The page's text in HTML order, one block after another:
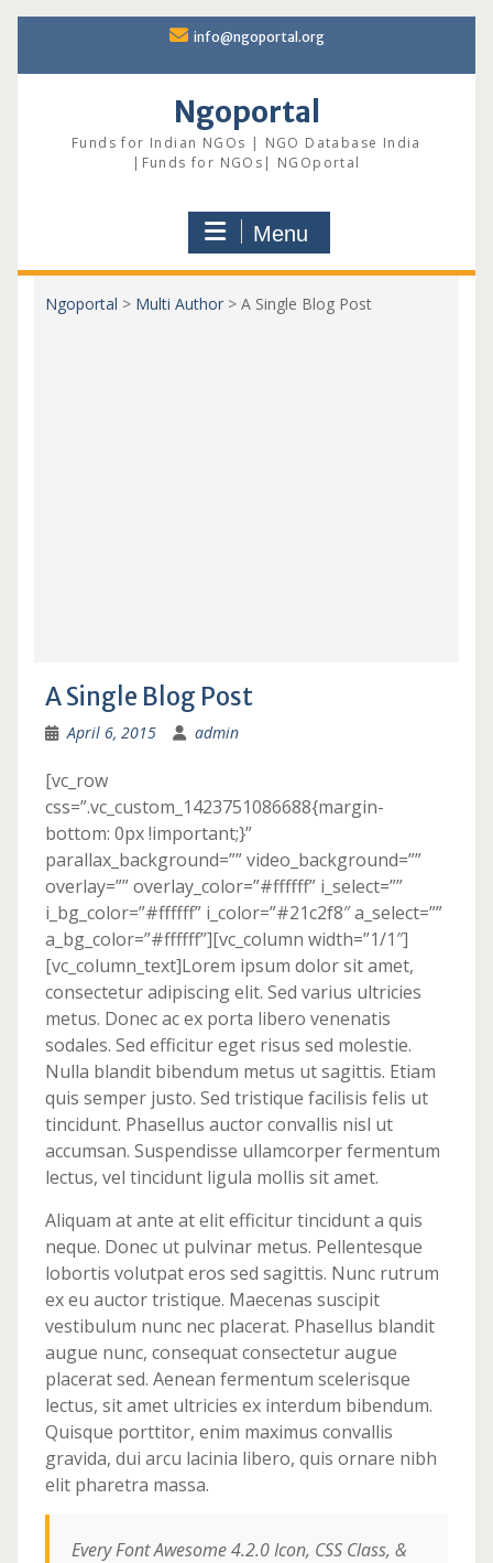
content
info@ngoportal.org
Ngoportal
Funds for Indian NGOs | NGO Database India
|Funds for NGOs| NGOportal
Menu
Ngoportal > Multi Author> A Single Blog Post
A Single Blog Post
April 6, 2015 admin
[vc_row
css=”.vc_custom_1423751086688{margin-
bottom: 0px !important;}”
parallax_background=”” video_background=””
overlay=”” overlay_color=”#ffffff” i_select=””
i_bg_color=”#ffffff” i_color=”#21c2f8″ a_select=””
a_bg_color=”#ffffff”][vc_column width=”1/1″]
[vc_column_text]Lorem ipsum dolor sit amet,
consectetur adipiscing elit. Sed varius ultricies
metus. Donec ac ex porta libero venenatis
sodales. Sed efficitur eget risus sed molestie.
Nulla blandit bibendum metus ut sagittis. Etiam
quis semper justo. Sed tristique facilisis felis ut
tincidunt. Phasellus auctor convallis nisl ut
accumsan. Suspendisse ullamcorper fermentum
lectus, vel tincidunt ligula mollis sit amet.
Aliquam at ante at elit efficitur tincidunt a quis
neque. Donec ut pulvinar metus. Pellentesque
lobortis volutpat eros sed sagittis. Nunc rutrum
ex eu auctor tristique. Maecenas suscipit
vestibulum nunc nec placerat. Phasellus blandit
augue nunc, consequat consectetur augue
placerat sed. Aenean fermentum scelerisque
lectus, sit amet ultricies ex interdum bibendum.
Quisque porttitor, enim maximus convallis
gravida, dui arcu lacinia libero, quis ornare nibh
elit pharetra massa.
Every Font Awesome 4.2.0 Icon, CSS Class, &